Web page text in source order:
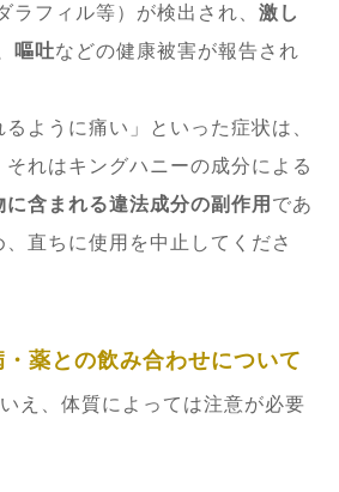
ラフィル等）が検出され、 激し
嘔吐などの健康被害が報告され
るように痛い」といった症状は、
れはキングハニーの成分による
に含まれる違法成分の副作用 であ
直ちに使用を中止してくださ
薬との飲み合わせについて
え、体質によっては注意が必要